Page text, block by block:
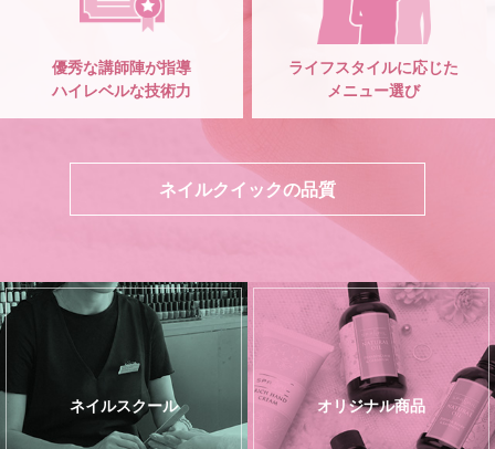
優秀な講師陣が指導
ハイレベルな技術力
ライフスタイルに応じた
メニュー選び
ネイルクイックの品質
ネイルスクール オリジナル商品